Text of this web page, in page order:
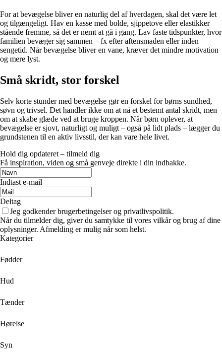
For at bevægelse bliver en naturlig del af hverdagen, skal det være let
og tilgængeligt. Hav en kasse med bolde, sjippetove eller elastikker
stående fremme, så det er nemt at gå i gang. Lav faste tidspunkter, hvor
familien bevæger sig sammen – fx efter aftensmaden eller inden
sengetid. Når bevægelse bliver en vane, kræver det mindre motivation
og mere lyst.
Små skridt, stor forskel
Selv korte stunder med bevægelse gør en forskel for børns sundhed,
søvn og trivsel. Det handler ikke om at nå et bestemt antal skridt, men
om at skabe glæde ved at bruge kroppen. Når børn oplever, at
bevægelse er sjovt, naturligt og muligt – også på lidt plads – lægger du
grundstenen til en aktiv livsstil, der kan vare hele livet.
Hold dig opdateret – tilmeld dig
Få inspiration, viden og små genveje direkte i din indbakke.
Indtast e-mail
Deltag
Jeg godkender brugerbetingelser og privatlivspolitik.
Når du tilmelder dig, giver du samtykke til vores vilkår og brug af dine
oplysninger. Afmelding er mulig når som helst.
Kategorier
Fødder
Hud
Tænder
Hørelse
Syn